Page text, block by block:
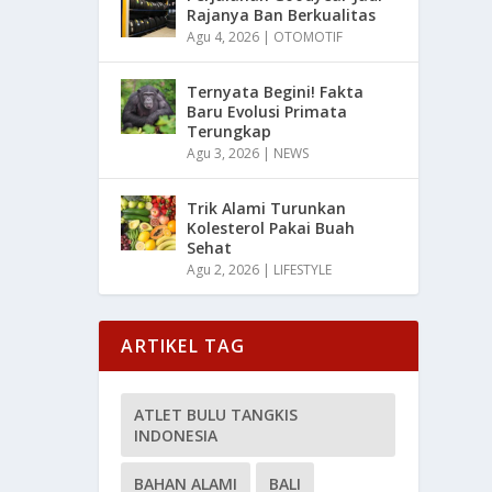
Rajanya Ban Berkualitas
Agu 4, 2026 | OTOMOTIF
Ternyata Begini! Fakta
Baru Evolusi Primata
Terungkap
Agu 3, 2026 | NEWS
Trik Alami Turunkan
Kolesterol Pakai Buah
Sehat
Agu 2, 2026 | LIFESTYLE
ARTIKEL TAG
ATLET BULU TANGKIS
INDONESIA
BAHAN ALAMI BALI